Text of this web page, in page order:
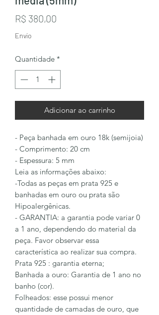
R$ 380,00
Envio
Quantidade *
Adicionar ao carrinho
- Peça banhada em ouro 18k (semijoia)
- Comprimento: 20 cm
- Espessura: 5 mm
Leia as informações abaixo:
-Todas as peças em prata 925 e
banhadas em ouro ou prata são
Hipoalergênicas.
- GARANTIA: a garantia pode variar 0
a 1 ano, dependendo do material da
peça. Favor observar essa
característica ao realizar sua compra.
Prata 925 : garantia eterna;
Banhada a ouro: Garantia de 1 ano no
banho (cor).
Folheados: esse possui menor
quantidade de camadas de ouro, que